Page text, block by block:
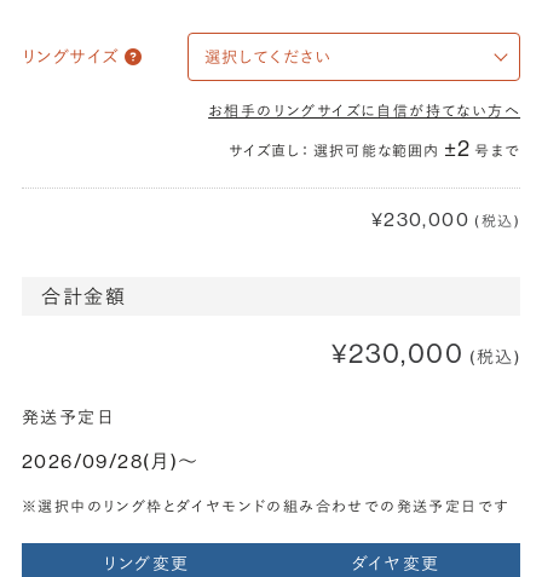
リングサイズ
お相手のリングサイズに自信が持てない方へ
サイズ直し： 選択可能な範囲内 ±2 号まで
¥230,000 (税込)
合計金額
¥230,000 (税込)
発送予定日
2026/09/28(月)〜
※選択中のリング枠とダイヤモンドの組み合わせでの発送予定日です
リング変更 ダイヤ変更